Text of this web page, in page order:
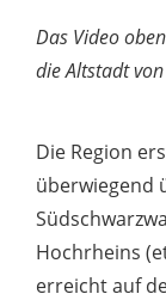
Das Video
die Altstadt
Die Region
überwiegend
Hochrheins
erreicht auf